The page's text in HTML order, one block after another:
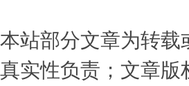
本站部分文章为转载
真实性负责；文章版